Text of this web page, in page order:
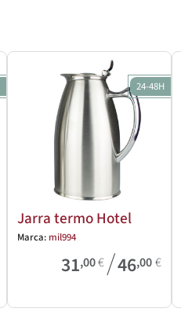
24-48H
Jarra termo Hotel
Marca: mil994
31,00€/46,00€